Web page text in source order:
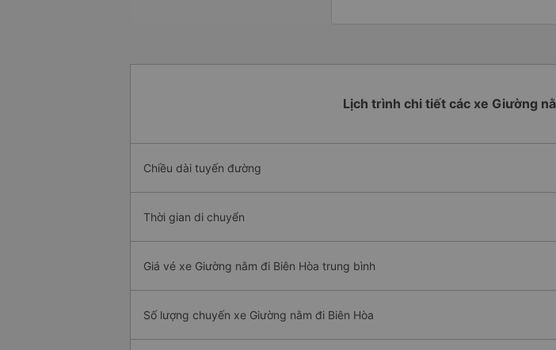
Lịch trình chi tiết các xe Giường
Chiều dài tuyến đường
Thời gian di chuyển
Giá vé xe Giường nằm đi Biên Hòa trung bình
Số lượng chuyến xe Giường nằm đi Biên Hòa